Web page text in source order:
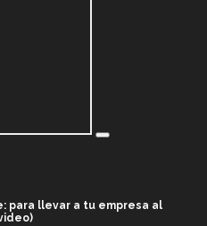
para llevar a tu empresa al